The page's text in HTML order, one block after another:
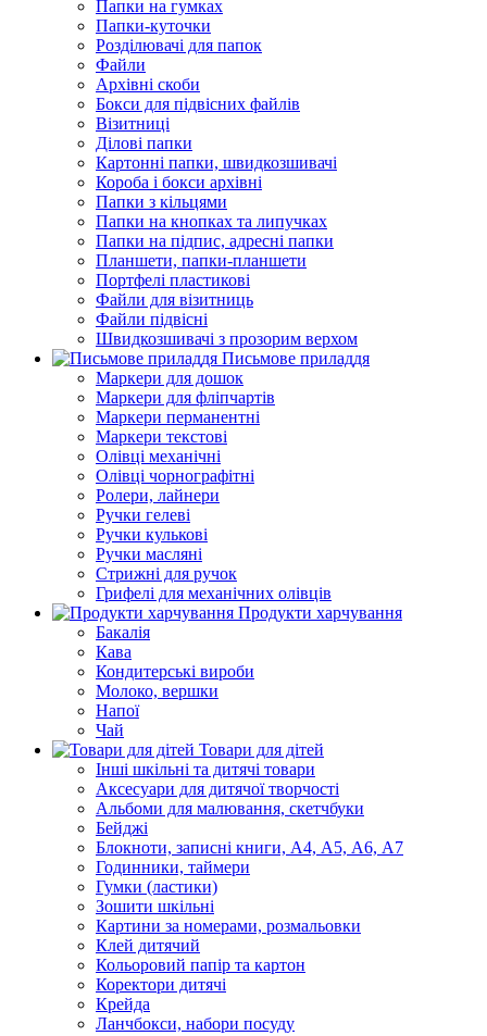
Папки на гумках
Папки-куточки
Розділювачі для папок
Файли
Архівні скоби
Бокси для підвісних файлів
Візитниці
Ділові папки
Картонні папки, швидкозшивачі
Короба і бокси архівні
Папки з кільцями
Папки на кнопках та липучках
Папки на підпис, адресні папки
Планшети, папки-планшети
Портфелі пластикові
Файли для візитниць
Файли підвісні
Швидкозшивачі з прозорим верхом
Письмове приладдя
Маркери для дошок
Маркери для фліпчартів
Маркери перманентні
Маркери текстові
Олівці механічні
Олівці чорнографітні
Ролери, лайнери
Ручки гелеві
Ручки кулькові
Ручки масляні
Стрижні для ручок
Грифелі для механічних олівців
Продукти харчування
Бакалія
Кава
Кондитерські вироби
Молоко, вершки
Напої
Чай
Товари для дітей
Інші шкільні та дитячі товари
Аксесуари для дитячої творчості
Альбоми для малювання, скетчбуки
Бейджі
Блокноти, записні книги, А4, А5, А6, А7
Годинники, таймери
Гумки (ластики)
Зошити шкільні
Картини за номерами, розмальовки
Клей дитячий
Кольоровий папір та картон
Коректори дитячі
Крейда
Ланчбокси, набори посуду